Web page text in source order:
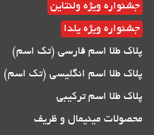
جشنواره ویژه ولنتاین
جشنواره ویژه یلدا
پلاک طلا اسم فارسی (تک اسم)
پلاک طلا اسم انگلیسی (تک اسم)
پلاک طلا اسم ترکیبی
محصولات مینیمال و ظریف